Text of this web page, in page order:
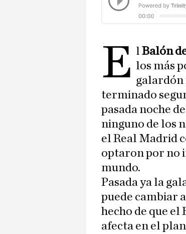
E lBalón
los más
galardón
terminado
pasada noche
ninguno de los
el Real Madrid
optaron por no
mundo.
Pasada ya la
puede cambiar
hecho de que el
afecta en el